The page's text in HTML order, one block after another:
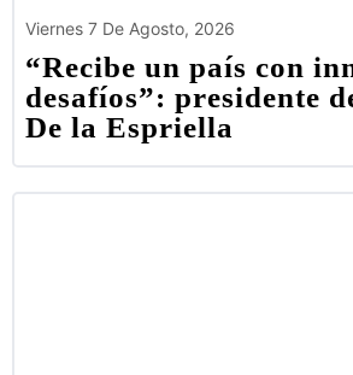
Viernes 7 De Agosto, 2026
“Recibe un país con
desafíos”: presidente
De la Espriella